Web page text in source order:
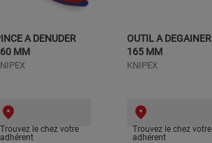
A DENUDER
MM
Trouvez le chez votre
adhérent
OUTIL A DEGAINER
165 MM
KNIPEX
Trouvez le chez votre
adhérent